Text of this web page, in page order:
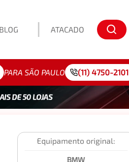
BLOG ATACADO
65R15
PARA SÃO PAULO (11) 4750-2101
Equipamento original:
BMW